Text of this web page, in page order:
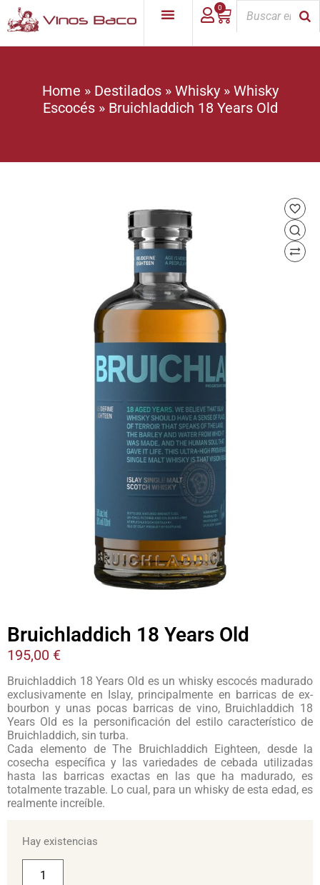
0
Home » Destilados» Whisky» Whisky
Escocés» Bruichladdich 18 Years Old
Bruichladdich 18 Years Old
195,00 €
Bruichladdich 18 Years Old es un whisky escocés madurado
exclusivamente en Islay, principalmente en barricas de ex-
bourbon y unas pocas barricas de vino, Bruichladdich 18
Years Old es la personificación del estilo característico de
Bruichladdich, sin turba.
Cada elemento de The Bruichladdich Eighteen, desde la
cosecha específica y las variedades de cebada utilizadas
hasta las barricas exactas en las que ha madurado, es
totalmente trazable. Lo cual, para un whisky de esta edad, es
realmente increíble.
Hay existencias